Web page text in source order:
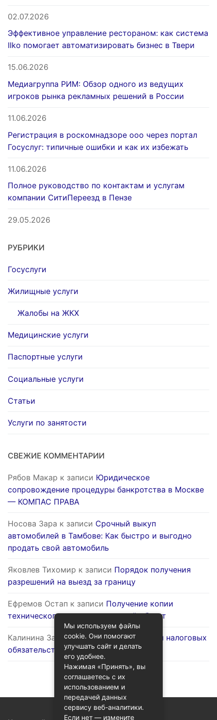
02.07.2026
Эффективное управление рестораном: как система
IIko помогает автоматизировать бизнес в Твери
15.06.2026
Медиагруппа РИМ: Обзор одного из ведущих
игроков рынка рекламных решений в России
11.06.2026
Регистрация в роскомнадзоре ооо через портал
Госуслуг: типичные ошибки и как их избежать
11.06.2026
Полное руководство по контактам и услугам
компании СитиПереезд в Пензе
29.05.2026
РУБРИКИ
Госуслуги
Жилищные услуги
Жалобы на ЖКХ
Медицинские услуги
Паспортные услуги
Социальные услуги
Статьи
Услуги по занятости
СВЕЖИЕ КОММЕНТАРИИ
Рябов Макар к записи Юридическое
сопровождение процедуры банкротства в Москве
— КОМПАС ПРАВА
Носова Зара к записи Срочный выкуп
автомобилей в Тамбове: Как быстро и выгодно
продать свой автомобиль
Яковлев Тихомир к записи Порядок получения
разрешений на выезд за границу
Ефремов Остап к записи Получение копии
технического паспорта на жилой объект
Калинина Залинак записиОптимизация налоговых
обязательств через госуслуги
Мы используем файлы
cookie. Они помогают
улучшать сайт и делать
его удобнее.
Нажимая «Принять», вы
соглашаетесь с их
использованием и
передачей данных
сервису веб-аналитики.
Если нет — измените